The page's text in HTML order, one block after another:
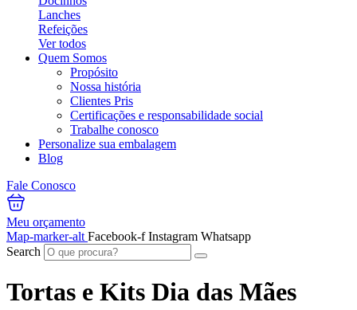
Lanches
Refeições
Ver todos
Quem Somos
Propósito
Nossa história
Clientes Pris
Certificações e responsabilidade social
Trabalhe conosco
Personalize sua embalagem
Blog
Fale Conosco
Meu orçamento
Map-marker-alt Facebook-f Instagram Whatsapp
Search
Tortas e Kits Dia das Mães